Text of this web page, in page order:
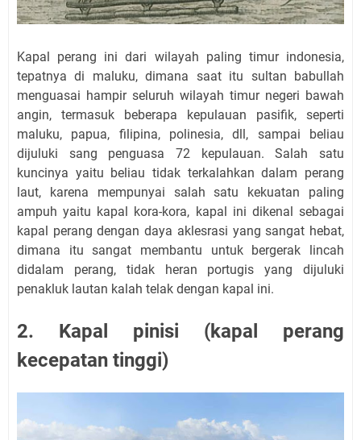
Kapal perang ini dari wilayah paling timur indonesia,
tepatnya di maluku, dimana saat itu sultan babullah
menguasai hampir seluruh wilayah timur negeri bawah
angin, termasuk beberapa kepulauan pasifik, seperti
maluku, papua, filipina, polinesia, dll, sampai beliau
dijuluki sang penguasa 72 kepulauan. Salah satu
kuncinya yaitu beliau tidak terkalahkan dalam perang
laut, karena mempunyai salah satu kekuatan paling
ampuh yaitu kapal kora-kora, kapal ini dikenal sebagai
kapal perang dengan daya aklesrasi yang sangat hebat,
dimana itu sangat membantu untuk bergerak lincah
didalam perang, tidak heran portugis yang dijuluki
penakluk lautan kalah telak dengan kapal ini.
2. Kapal pinisi (kapal perang
kecepatan tinggi)